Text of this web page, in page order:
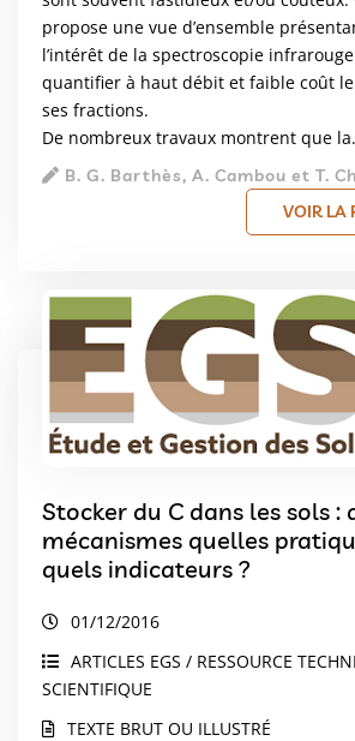
propose une vue d’ensemble
l’intérêt de la spectroscopie
quantifier à haut débit et faible coût le
ses fractions.
De nombreux travaux montrent que
B. G. Barthès, A. Cambou et T.
VOIR LA
Stocker du C dans les sols :
mécanismes quelles
quels indicateurs ?
01/12/2016
ARTICLES EGS / RESSOURCE
SCIENTIFIQUE
TEXTE BRUT OU ILLUSTRÉ